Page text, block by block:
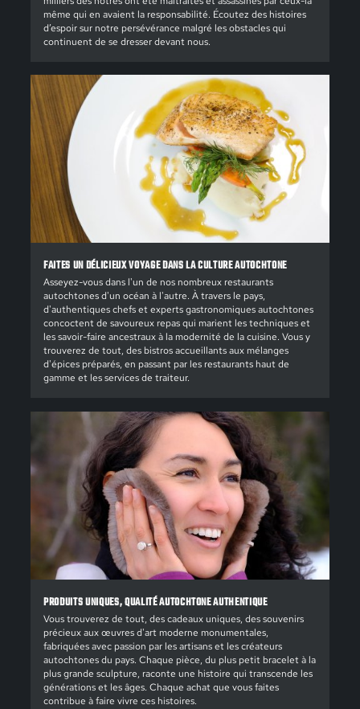
même qui en avaient la responsabilité. Écoutez des histoires
d’espoir sur notre persévérance malgré les obstacles qui
continuent de se dresser devant nous.
FAITES UN DÉLICIEUX VOYAGE DANS LA CULTURE AUTOCHTONE
Asseyez-vous dans l'un de nos nombreux restaurants
autochtones d'un océan à l'autre. À travers le pays,
d'authentiques chefs et experts gastronomiques autochtones
concoctent de savoureux repas qui marient les techniques et
les savoir-faire ancestraux à la modernité de la cuisine. Vous y
trouverez de tout, des bistros accueillants aux mélanges
d'épices préparés, en passant par les restaurants haut de
gamme et les services de traiteur.
PRODUITS UNIQUES, QUALITÉ AUTOCHTONE AUTHENTIQUE
Vous trouverez de tout, des cadeaux uniques, des souvenirs
précieux aux œuvres d'art moderne monumentales,
fabriquées avec passion par les artisans et les créateurs
autochtones du pays. Chaque pièce, du plus petit bracelet à la
plus grande sculpture, raconte une histoire qui transcende les
générations et les âges. Chaque achat que vous faites
contribue à faire vivre ces histoires.